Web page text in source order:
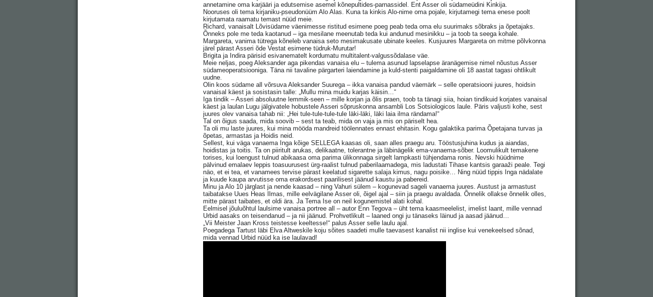
annetamine oma karjääri ja edutsemise asemel kõnepultides-parnassidel. Ent Asser oli südameüdini Kinkija.
Nooruses oli tema kirjaniku-pseudonüüm Alo Alas. Kuna ta kinkis Alo-nime oma pojale, kirjutamegi tema enese poolt
kirjutamata raamatu temast nüüd meie.
Richard, vanaisalt Lõvisüdame väenimesse ristitud esimene poeg peab teda oma elu suurimaks sõbraks ja õpetajaks.
Õnneks pole me teda kaotanud – iga mesilane meenutab teda kui andunud mesinikku – ja toob ta seega kohale.
Margareta, vanima tütrega kõneleb vanaisa seto mesimakusate ubinate keeles. Kusjuures Margareta on mitme põlvkonna
järel pärast Asseri õde Vestat esimene tüdruk-Murutar!
Brigita ja Indira pärisid esivanematelt kordumatu multitalent-valgussõdalase väe.
Meie neljas, poeg Aleksander aga pikendas vanaisa elu – tulema asunud lapselapse äranägemise nimel nõustus Asser
südameoperatsiooniga. Täna nii tavaline pärgarteri laiendamine ja kuld-stenti paigaldamine oli 18 aastat tagasi ohtlikult
uudne.
Olin koos südame all võrsuva Aleksander Suurega – ikka vanaisa pandud väemärk – selle operatsiooni juures, hoidsin
vanaisal käest ja sosistasin talle: „Mullu mina muidu karjas käisin…“
Iga tindik – Asseri absoluutne lemmik-seen – mille korjan ja õlis praen, toob ta tänagi siia, hoian tindikuid korjates vanaisal
käest ja laulan Lugu jälgivatele hobustele Asseri sõpruskonna ansambli Los Sotsiologicos laule. Päris valjusti kohe, sest
juures olev vanaisa tahab nii: „Hei tule-tule-tule-tule läki-läki, läki laia ilma rändama!“
Tal on õigus saada, mida soovib – sest ta teab, mida on vaja ja mis on päriselt hea.
Ta oli mu laste juures, kui mina mööda mandreid töölennates ennast ehitasin. Kogu galaktika parima Õpetajana turvas ja
õpetas, armastas ja Hoidis neid.
Sellest, kui väga vanaema Inga kõige SELLEGA kaasas oli, saan alles praegu aru. Tööstusjuhina kudus ja aiandas,
hoidistas ja toitis. Ta on piiritult arukas, delikaatne, tolerantne ja läbinägelik ema-vanaema-sõber. Loomulikult temakene
torises, kui loengust tulnud abikaasa oma parima ülikonnaga sirgelt lampkasti tühjendama ronis. Nevski hüüdnime
pälvinud emalaev leppis toasuurusest ürg-raalist tulnud paberilaamadega, mis ladustati Tihase kantsis garaaži peale. Tegi
näo, et ei tea, et vanamees tervise pärast keelatud sigarette salaja kimus, nagu poisike… Ning nüüd tippis Inga nädalate
ja kuude kaupa arvutisse oma erakordsest paarilisest jäänud kaustu ja pabereid.
Minu ja Alo 10 järglast ja nende kaasad – ning Vahuri sülem – kogunevad sageli vanaema juures. Austust ja armastust
taibatakse Uues Heas Ilmas, mille eelvägilane Asser oli, õigel ajal – siin ja praegu avaldada. Õnnelik ollakse õnnelik olles,
mitte pärast taibates, et oldi ära. Ja Tema Ise on neil kogunemistel alati kohal.
Eelmisel jõuluõhtul laulsime vanaisa portree all – autor Enn Tegova – üht tema kaasmeelelist, imelist laant, mille vennad
Urbid aasaks on teisendanud – ja nii jäänud. Prohvetlikult – laaned ongi ju tänaseks läinud ja aasad jäänud…
„Vii Meister Jaan Kross teistesse keeltesse!“ palus Asser selle laulu ajal.
Poegadega Tartust läbi Elva Altweskile koju sõites saadeti mulle taevasest kanalist nii inglise kui venekeelsed sõnad,
mida vennad Urbid nüüd ka ise laulavad!